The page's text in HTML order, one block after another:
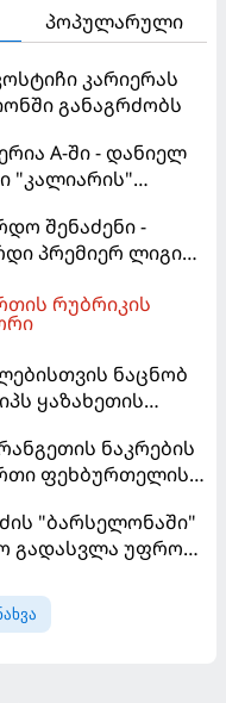
პოპულარული
კარიერას
განაგრძობს
A-ში - დანიელ
"კალიარის"
შენაძენი -
პრემიერ ლიგის
რუბრიკის
ნაცნობ
ყაზახეთის
ნაკრების
ფეხბურთელის
"ბარსელონაში"
გადასვლა უფრო
მთავარ